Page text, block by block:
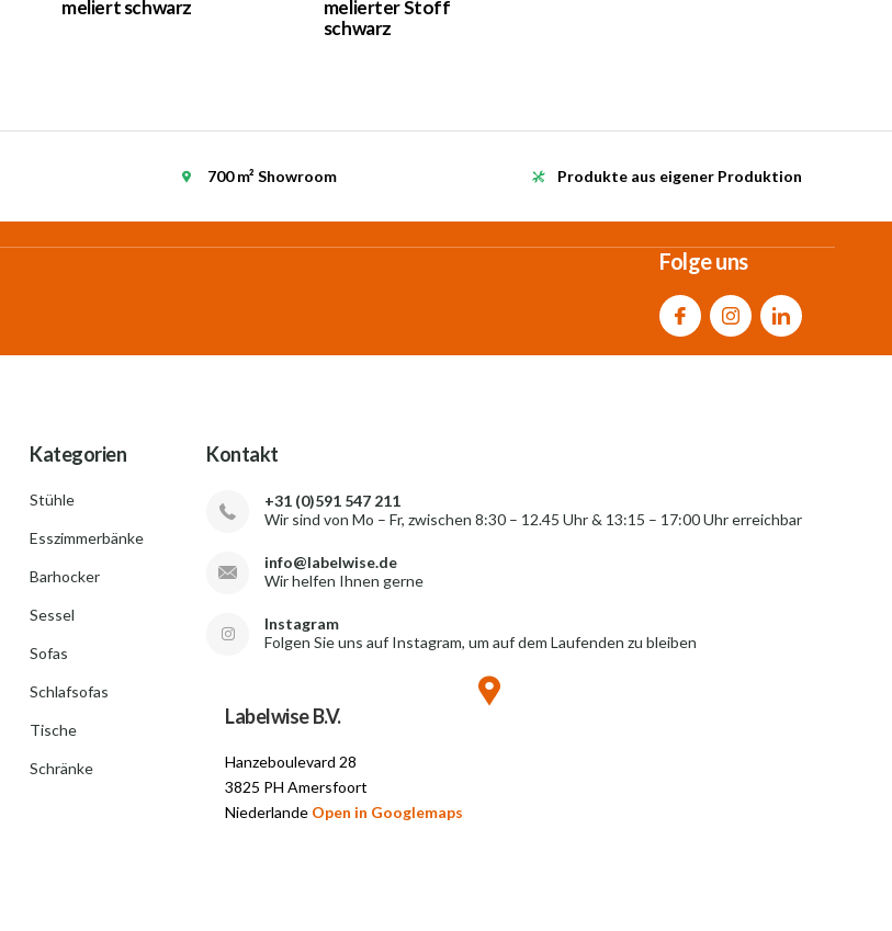
meliert schwarz
melierter Stoff
schwarz
700 m² Showroom Produkte aus eigener Produktion
Folge uns
Kategorien
Stühle
Esszimmerbänke
Barhocker
Sessel
Sofas
Schlafsofas
Tische
Schränke
Kontakt
+31 (0)591 547 211
Wir sind von Mo – Fr, zwischen 8:30 – 12.45 Uhr & 13:15 – 17:00 Uhr erreichbar
info@labelwise.de
Wir helfen Ihnen gerne
Instagram
Folgen Sie uns auf Instagram, um auf dem Laufenden zu bleiben
Labelwise B.V.
Hanzeboulevard 28
3825 PH Amersfoort
Niederlande Open in Googlemaps